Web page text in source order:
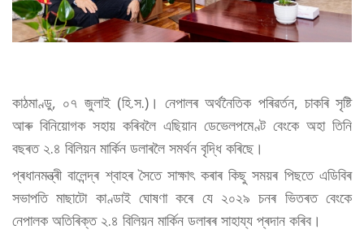
কাঠমাণ্ডু, ০৭ জুলাই (হি.স.)। নেপালৰ অৰ্থনৈতিক পৰিৱৰ্তন, চাকৰি সৃষ্টি
আৰু বিনিয়োগক সহায় কৰিবলৈ এছিয়ান ডেভেলপমেণ্ট বেংকে অহা তিনি
বছৰত ২.৪ বিলিয়ন মাৰ্কিন ডলাৰলৈ সমৰ্থন বৃদ্ধি কৰিছে।
প্ৰধানমন্ত্ৰী বালেন্দ্ৰ শ্বাহৰ সৈতে সাক্ষাৎ কৰাৰ কিছু সময়ৰ পিছতে এডিবিৰ
সভাপতি মাছাটো কাণ্ডাই ঘোষণা কৰে যে ২০২৯ চনৰ ভিতৰত বেংকে
নেপালক অতিৰিক্ত ২.৪ বিলিয়ন মাৰ্কিন ডলাৰৰ সাহায্য প্ৰদান কৰিব।